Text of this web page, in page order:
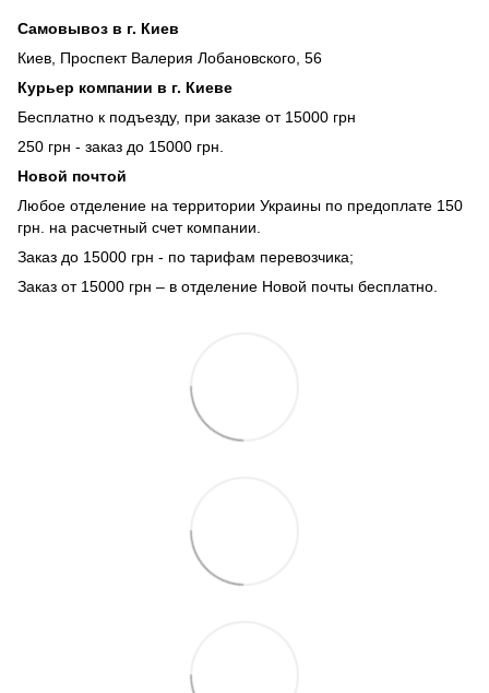
Самовывоз в г. Киев
Киев, Проспект Валерия Лобановского, 56
Курьер компании в г. Киеве
Бесплатно к подъезду, при заказе от 15000 грн
250 грн - заказ до 15000 грн.
Новой почтой
Любое отделение на территории Украины по предоплате 150
грн. на расчетный счет компании.
Заказ до 15000 грн - по тарифам перевозчика;
Заказ от 15000 грн – в отделение Новой почты бесплатно.